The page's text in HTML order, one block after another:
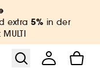
extra 5% in der